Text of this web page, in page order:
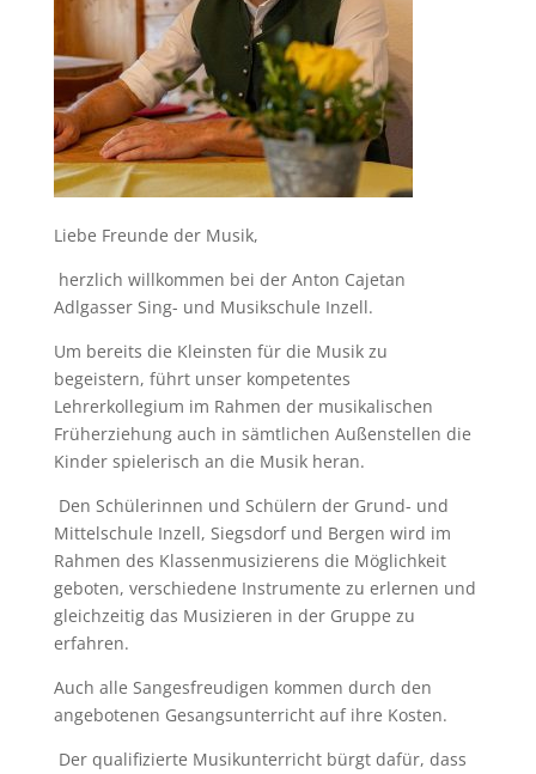
Liebe Freunde der Musik,
herzlich willkommen bei der Anton Cajetan
Adlgasser Sing- und Musikschule Inzell.
Um bereits die Kleinsten für die Musik zu
begeistern, führt unser kompetentes
Lehrerkollegium im Rahmen der musikalischen
Früherziehung auch in sämtlichen Außenstellen die
Kinder spielerisch an die Musik heran.
Den Schülerinnen und Schülern der Grund- und
Mittelschule Inzell, Siegsdorf und Bergen wird im
Rahmen des Klassenmusizierens die Möglichkeit
geboten, verschiedene Instrumente zu erlernen und
gleichzeitig das Musizieren in der Gruppe zu
erfahren.
Auch alle Sangesfreudigen kommen durch den
angebotenen Gesangsunterricht auf ihre Kosten.
Der qualifizierte Musikunterricht bürgt dafür, dass